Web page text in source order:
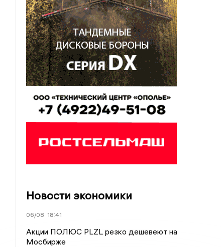
Новости экономики
06/08 18:41
Акции ПОЛЮС PLZL резко дешевеют на
Мосбирже